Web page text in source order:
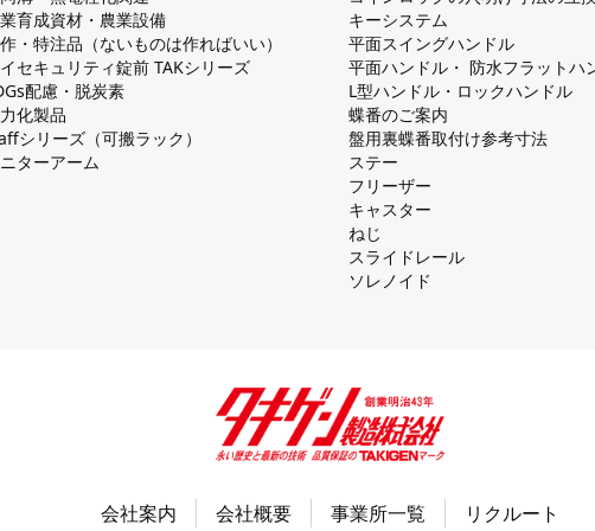
育成資材・農業設備
・特注品（ないものは作ればいい）
セキュリティ錠前 TAKシリーズ
配慮・脱炭素
化製品
シリーズ（可搬ラック）
ターアーム
キーシステム
平⾯スイングハンドル
平⾯ハンドル・ 防⽔フラットハ
L型ハンドル・ロックハンドル
蝶番のご案内
盤⽤裏蝶番取付け参考⼨法
ステー
フリーザー
キャスター
ねじ
スライドレール
ソレノイド
会社案内 会社概要 事業所一覧 リクルート